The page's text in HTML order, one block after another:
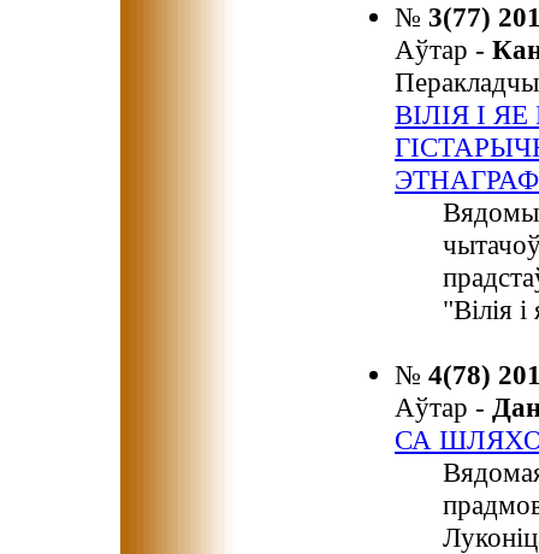
№ 3(77)
Аўтар -
ВІЛІЯ І
Вядомы
"Вілія
№ 4(78)
Аўтар -
СА